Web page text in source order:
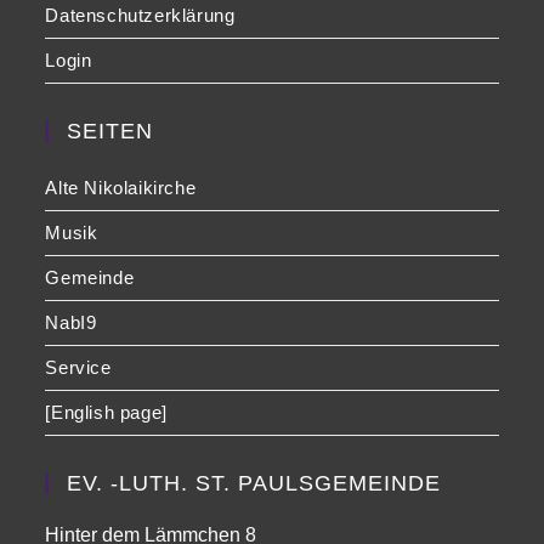
Datenschutzerklärung
Login
SEITEN
Alte Nikolaikirche
Musik
Gemeinde
NabI9
Service
[English page]
EV. -LUTH. ST. PAULSGEMEINDE
Hinter dem Lämmchen 8